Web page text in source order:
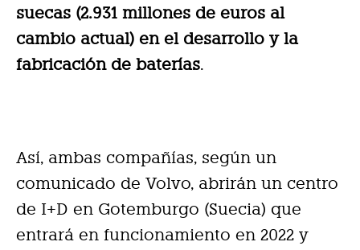
suecas (2.931 millones de euros al
cambio actual) en el desarrollo y la
fabricación de baterías.
Así, ambas compañías, según un
comunicado de Volvo, abrirán un centro
de I+D en Gotemburgo (Suecia) que
entrará en funcionamiento en 2022 y